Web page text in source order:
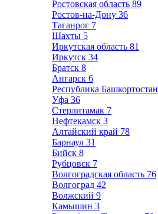
Ростовская область 89
Ростов-на-Дону 36
Таганрог 7
Шахты 5
Иркутская область 81
Иркутск 34
Братск 8
Ангарск 6
Республика Башкортостан
Уфа 36
Стерлитамак 7
Нефтекамск 3
Алтайский край 78
Барнаул 31
Бийск 8
Рубцовск 7
Волгоградская область 76
Волгоград 42
Волжский 9
Камышин 3